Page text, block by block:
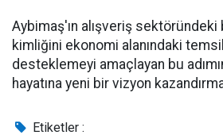
Aybimaş'ın alışveriş sektöründeki
kimliğini ekonomi alanındaki
desteklemeyi amaçlayan bu
hayatına yeni bir vizyon
Etiketler :